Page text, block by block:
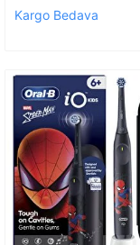
Kargo Bedava